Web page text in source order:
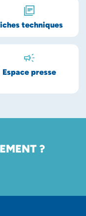
techniques
Espace presse
?